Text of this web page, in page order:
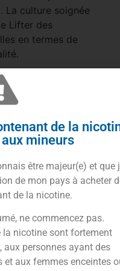
La culture soignée
Lifter des
en termes de
“High Potential
récente
effets intenses,
CBD classique, tout
Sa montée rapide
la FB-X une fleur
et expressif
à une culture
de la
mineurs
être majeur(e) et que
de mon pays à acheter
de la nicotine.
ne commencez pas.
la nicotine sont fortement
personnes ayant des
et aux femmes enceintes